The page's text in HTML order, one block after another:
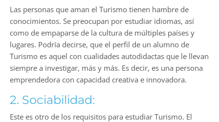
Las personas que aman el Turismo tienen hambre de
conocimientos. Se preocupan por estudiar idiomas, así
como de empaparse de la cultura de múltiples países y
lugares. Podría decirse, que el perfil de un alumno de
Turismo es aquel con cualidades autodidactas que le llevan
siempre a investigar, más y más. Es decir, es una persona
emprendedora con capacidad creativa e innovadora.
2. Sociabilidad:
Este es otro de los requisitos para estudiar Turismo. El